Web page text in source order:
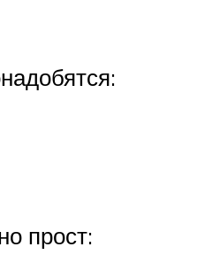
прост: